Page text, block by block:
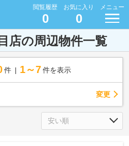
閲覧履歴
0
お気に入り
0
メニュー
店の周辺物件一覧
件 1～7 件を表示
変更